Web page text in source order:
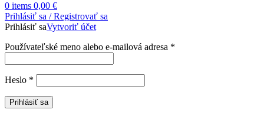
0 items 0,00 €
Prihlásiť sa / Registrovať sa
Prihlásiť saVytvoriť účet
Používateľské meno alebo e-mailová adresa *
Heslo *
Prihlásiť sa